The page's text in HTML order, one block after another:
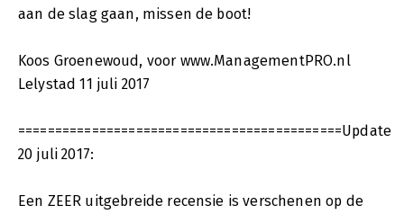
aan de slag gaan, missen de boot!
Koos Groenewoud, voor www.ManagementPRO.nl
Lelystad 11 juli 2017
============================================Update
20 juli 2017:
Een ZEER uitgebreide recensie is verschenen op de